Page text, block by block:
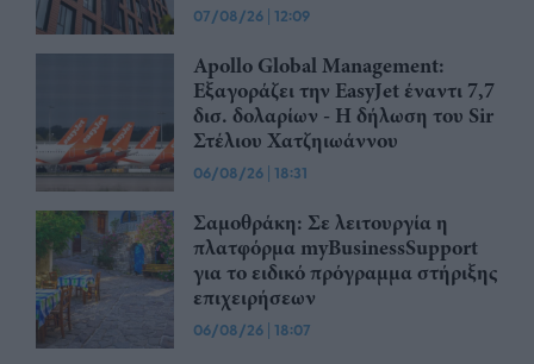
07/08/26 | 12:09
Apollo Global Management:
Εξαγοράζει την EasyJet έναντι 7,7
δισ. δολαρίων - Η δήλωση του Sir
Στέλιου Χατζηιωάννου
06/08/26 | 18:31
Σαμοθράκη: Σε λειτουργία η
πλατφόρμα myBusinessSupport
για το ειδικό πρόγραμμα στήριξης
επιχειρήσεων
06/08/26 | 18:07